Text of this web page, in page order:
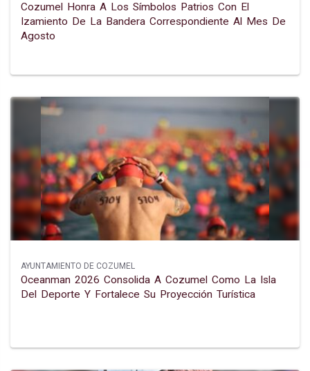
Cozumel Honra A Los Símbolos Patrios Con El
Izamiento De La Bandera Correspondiente Al Mes De
Agosto
AYUNTAMIENTO DE COZUMEL
Oceanman 2026 Consolida A Cozumel Como La Isla
Del Deporte Y Fortalece Su Proyección Turística